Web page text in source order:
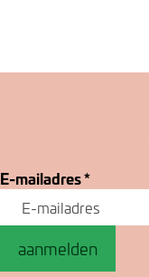
E-mailadres*
aanmelden